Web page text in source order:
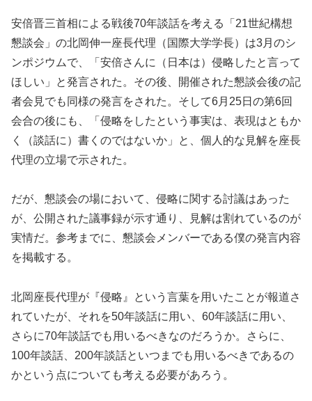
安倍晋三首相による戦後70年談話を考える「21世紀構想
懇談会」の北岡伸一座長代理（国際大学学長）は3月のシ
ンポジウムで、「安倍さんに（日本は）侵略したと言って
ほしい」と発言された。その後、開催された懇談会後の記
者会見でも同様の発言をされた。そして6月25日の第6回
会合の後にも、「侵略をしたという事実は、表現はともか
く（談話に）書くのではないか」と、個人的な見解を座長
代理の立場で示された。
だが、懇談会の場において、侵略に関する討議はあった
が、公開された議事録が示す通り、見解は割れているのが
実情だ。参考までに、懇談会メンバーである僕の発言内容
を掲載する。
北岡座長代理が『侵略』という言葉を用いたことが報道さ
れていたが、それを50年談話に用い、60年談話に用い、
さらに70年談話でも用いるべきなのだろうか。さらに、
100年談話、200年談話といつまでも用いるべきであるの
かという点についても考える必要があろう。